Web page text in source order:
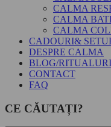
CALMA
CALMA
CALMA
CADOURI&
DESPRE CALMA
BLOG/RITUALURI
CONTACT
FAQ
CE CĂUTAȚI?